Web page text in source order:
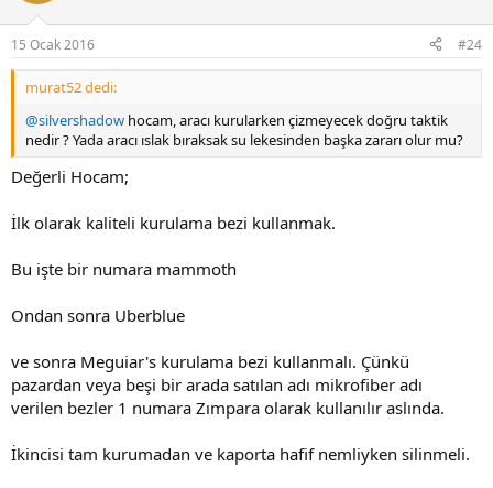
15 Ocak 2016 #24
murat52 dedi:
@silvershadow hocam, aracı kurularken çizmeyecek doğru taktik
nedir ? Yada aracı ıslak bıraksak su lekesinden başka zararı olur mu?
Değerli Hocam;
İlk olarak kaliteli kurulama bezi kullanmak.
Bu işte bir numara mammoth
Ondan sonra Uberblue
ve sonra Meguiar's kurulama bezi kullanmalı. Çünkü
pazardan veya beşi bir arada satılan adı mikrofiber adı
verilen bezler 1 numara Zımpara olarak kullanılır aslında.
İkincisi tam kurumadan ve kaporta hafif nemliyken silinmeli.